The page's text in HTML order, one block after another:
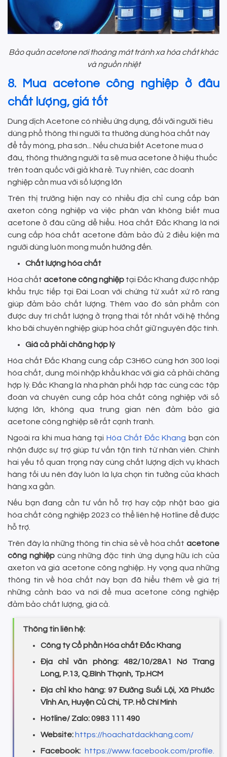
Bảo quản acetone nơi thoáng mát tránh xa hóa chất khác
và nguồn nhiệt
8. Mua acetone công nghiệp ở đâu
chất lượng, giá tốt
Dung dịch Acetone có nhiều ứng dụng, đối với người tiêu
dùng phổ thông thì người ta thường dùng hóa chất này
để tẩy móng, pha sơn... Nếu chưa biết Acetone mua ơ
đâu, thông thường người ta sẽ mua acetone ở hiệu thuốc
trên toàn quốc với giả khá rẻ. Tuy nhiên, các doanh
nghiệp cần mua với số lượng lớn
Trên thị trường hiện nay có nhiều địa chỉ cung cấp bán
axeton công nghiệp và việc phân vân không biết mua
acetone ở đâu cũng dễ hiểu. Hóa chất Đắc Khang là nơi
cung cấp hóa chất acetone đảm bảo đủ 2 điều kiện mà
người dùng luôn mong muốn hướng đến.
Chất lượng hóa chất
Hóa chất acetone công nghiệp tại Đắc Khang được nhập
khẩu trực tiếp tại Đài Loan với chứng từ xuất xứ rõ ràng
giúp đảm bảo chất lượng. Thêm vào đó sản phẩm còn
được duy trì chất lượng ở trạng thái tốt nhất với hệ thống
kho bãi chuyên nghiệp giúp hóa chất giữ nguyên đặc tính.
Giá cả phải chăng hợp lý
Hóa chất Đắc Khang cung cấp C3H6O cùng hơn 300 loại
hóa chất, dung môi nhập khẩu khác với giá cả phải chăng
hợp lý. Đắc Khang là nhà phân phối hợp tác cùng các tập
đoàn và chuyên cung cấp hóa chất công nghiệp với số
lượng lớn, không qua trung gian nên đảm bảo giá
acetone công nghiệp sẽ rất cạnh tranh.
Ngoài ra khi mua hàng tại Hóa Chất Đắc Khang bạn còn
nhận được sự trợ giúp tư vấn tận tình từ nhân viên. Chính
hai yếu tố quan trọng này cùng chất lượng dịch vụ khách
hàng tối ưu nên đây luôn là lựa chọn tin tưởng của khách
hàng xa gần.
Nếu bạn đang cần tư vấn hỗ trợ hay cập nhật báo giá
hóa chất công nghiệp 2023 có thể liên hệ Hotline để được
hỗ trợ.
Trên đây là những thông tin chia sẻ về hóa chất acetone
công nghiệpcùng những đặc tính ứng dụng hữu ích của
axeton và giá acetone công nghiệp. Hy vọng qua những
thông tin về hóa chất này bạn đã hiểu thêm về giá trị
những cảnh báo và nơi để mua acetone công nghiệp
đảm bảo chất lượng, giá cả.
Thông tin liên hệ:
Công ty Cổ phần Hóa chất Đắc Khang
Địa chỉ văn phòng: 482/10/28A1 Nơ Trang
Long, P.13, Q.Bình Thạnh, Tp.HCM
Địa chỉ kho hàng: 97 Đường Suối Lội, Xã Phước
Vĩnh An, Huyện Củ Chi, TP. Hồ Chí Minh
Hotline/ Zalo: 0983 111 490
Website:https://hoachatdackhang.com/
Facebook: https://www.facebook.com/profile.